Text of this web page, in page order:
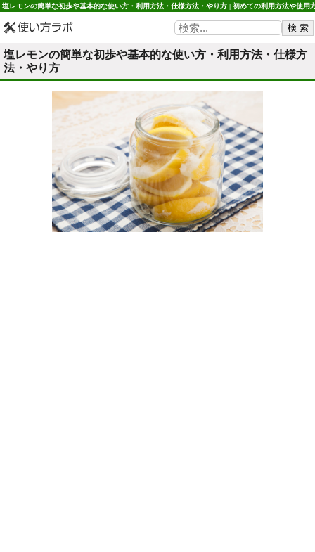
塩レモンの簡単な初歩や基本的な使い方・利用方法・仕様方法・やり方 | 初めての利用方法や使用
塩レモンの簡単な初歩や基本的な使い方・利用方法・仕様方
法・やり方